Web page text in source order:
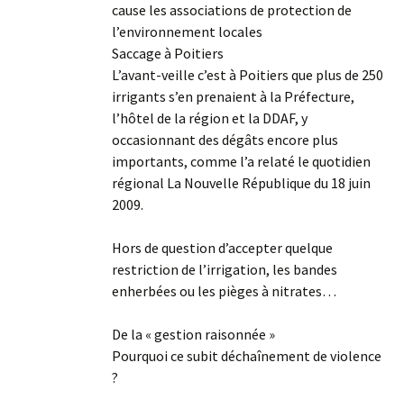
cause les associations de protection de
l’environnement locales
Saccage à Poitiers
L’avant-veille c’est à Poitiers que plus de 250
irrigants s’en prenaient à la Préfecture,
l’hôtel de la région et la DDAF, y
occasionnant des dégâts encore plus
importants, comme l’a relaté le quotidien
régional La Nouvelle République du 18 juin
2009.
Hors de question d’accepter quelque
restriction de l’irrigation, les bandes
enherbées ou les pièges à nitrates…
De la « gestion raisonnée »
Pourquoi ce subit déchaînement de violence
?